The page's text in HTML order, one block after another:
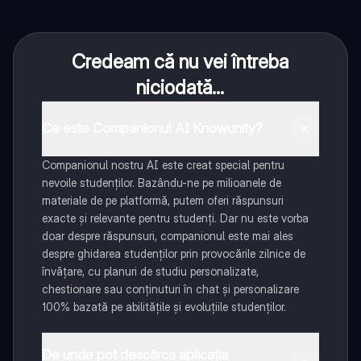
Credeam că nu vei întreba
niciodată...
Companionul nostru AI este creat special pentru
nevoile studenților. Bazându-ne pe milioanele de
materiale de pe platformă, putem oferi răspunsuri
exacte și relevante pentru studenți. Dar nu este vorba
doar despre răspunsuri, companionul este mai ales
despre ghidarea studenților prin provocările zilnice de
învățare, cu planuri de studiu personalizate,
chestionare sau conținuturi în chat și personalizare
100% bazată pe abilitățile și evoluțiile studenților.